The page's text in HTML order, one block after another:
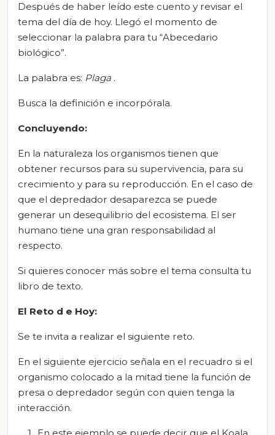
Después de haber leído este cuento y revisar el
tema del día de hoy. Llegó el momento de
seleccionar la palabra para tu “Abecedario
biológico”.
La palabra es: Plaga .
Busca la definición e incorpórala.
Concluyendo:
En la naturaleza los organismos tienen que
obtener recursos para su supervivencia, para su
crecimiento y para su reproducción. En el caso de
que el depredador desaparezca se puede
generar un desequilibrio del ecosistema. El ser
humano tiene una gran responsabilidad al
respecto.
Si quieres conocer más sobre el tema consulta tu
libro de texto.
El Reto d e Hoy:
Se te invita a realizar el siguiente reto.
En el siguiente ejercicio señala en el recuadro si el
organismo colocado a la mitad tiene la función de
presa o depredador según con quien tenga la
interacción.